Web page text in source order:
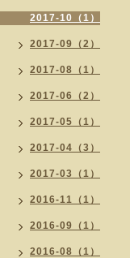
2017-10（1）
2017-09（2）
2017-08（1）
2017-06（2）
2017-05（1）
2017-04（3）
2017-03（1）
2016-11（1）
2016-09（1）
2016-08（1）